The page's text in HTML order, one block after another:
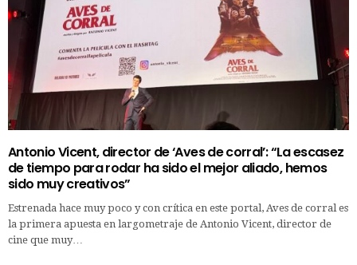
Antonio Vicent, director de ‘Aves de corral’: “La escasez
de tiempo para rodar ha sido el mejor aliado, hemos
sido muy creativos”
Estrenada hace muy poco y con crítica en este portal, Aves de corral es
la primera apuesta en largometraje de Antonio Vicent, director de
cine que muy…